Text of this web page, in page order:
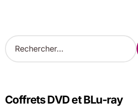
R
e
r
c
Coffrets DVD et BLu-ray